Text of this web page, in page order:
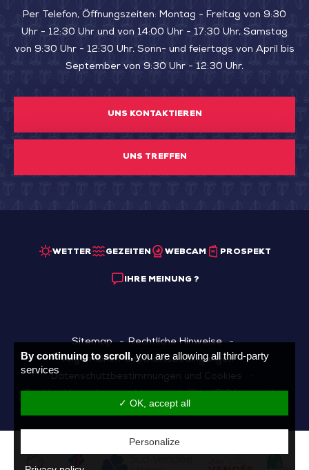
Per Telefon, Öffnungszeiten: Montag - Freitag von 9:30
Uhr - 12:30 Uhr und von 14:00 Uhr - 17:30 Uhr, Samstag
von 9:30 Uhr - 12:30 Uhr. Sonn- und feiertags von April bis
September von 9:30 Uhr - 12:30 Uhr.
UNS KONTAKTIEREN
UNS TREFFEN
WETTER GEZEITEN WEBCAM PROSPEKT
IHRE MEINUNG ?
Sitemap
Rechtliche Hinweise
Allgemainen Geschäftsbedingungen
Datenschutzbestimmungen und Cookies
Cookies Verwaltung
Made with byIRIS Interactive
By continuing to scroll, you are allowing all third-party
services
✓ OK, accept all
Personalize